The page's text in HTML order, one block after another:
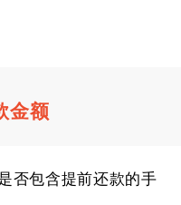
金额
否包含提前还款的手